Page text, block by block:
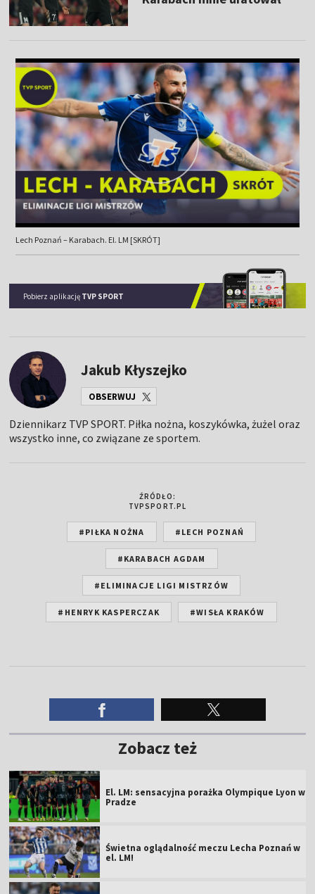
Lech Poznań – Karabach. El. LM [SKRÓT]
Pobierz aplikację TVP SPORT
Jakub Kłyszejko
OBSERWUJ
Dziennikarz TVP SPORT. Piłka nożna, koszykówka, żużel oraz
wszystko inne, co związane ze sportem.
ŹRÓDŁO:
TVPSPORT.PL
#PIŁKA NOŻNA #LECH POZNAŃ
#KARABACH AGDAM
#ELIMINACJE LIGI MISTRZÓW
#HENRYK KASPERCZAK #WISŁA KRAKÓW
Zobacz też
El. LM: sensacyjna porażka Olympique Lyon w
Pradze
Świetna oglądalność meczu Lecha Poznań w
el. LM!